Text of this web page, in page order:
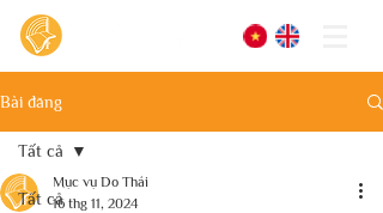
Bài đăng
Tất cả
Tất cả
Mục vụ Do Thái
16 thg 11, 2024